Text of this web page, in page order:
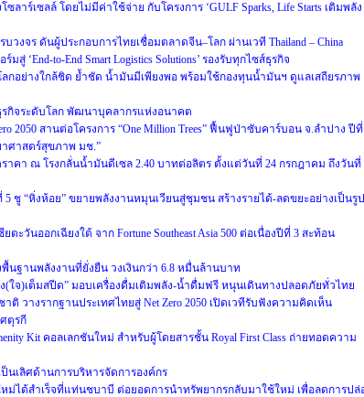
ร์เซลล์ โดยไม่มีค่าใช้จ่าย กับโครงการ ‘GULF Sparks, Life Starts เติมพลัง
วงจร ดันผู้ประกอบการไทยเชื่อมตลาดจีน–โลก ผ่านเวที Thailand – China
สู่ ‘End-to-End Smart Logistics Solutions’ รองรับทุกไซส์ธุรกิจ
อย่างใกล้ชิด ย้ำชัด น้ำมันมีเพียงพอ พร้อมใช้กองทุนน้ำมันฯ ดูแลเสถียรภาพ
กิจระดับโลก พัฒนาบุคลากรแห่งอนาคต
2050 สานต่อโครงการ “One Million Trees” ฟื้นฟูป่าซับคาร์บอน จ.ลำปาง ปีที่
ศาสตร์สุขภาพ มช.”
าคา ณ โรงกลั่นน้ำมันดีเซล 2.40 บาทต่อลิตร ตั้งแต่วันที่ 24 กรกฎาคม ถึงวันที่
5 ชู “หิ่งห้อย” ขยายพลังงานหมุนเวียนสู่ชุมชน สร้างรายได้-ลดขยะอย่างเป็นรูป
วันออกเฉียงใต้ จาก Fortune Southeast Asia 500 ต่อเนื่องปีที่ 3 สะท้อน
ฐานพลังงานที่ยั่งยืน วงเงินกว่า 6.8 หมื่นล้านบาท
(ใจ)เต็มสปีด” มอบเครื่องดื่มเติมพลัง-น้ำดื่มฟรี หนุนเดินทางปลอดภัยทั่วไทย
วางรากฐานประเทศไทยสู่ Net Zero 2050 เปิดเวทีรับฟังความคิดเห็น
ตุรกี
Kit คอลเลกชันใหม่ สำหรับผู้โดยสารชั้น Royal First Class ถ่ายทอดความ
นเลิศด้านการบริหารจัดการองค์กร
ม่ได้สำเร็จที่แท่นชบาบี ต่อยอดการนำทรัพยากรกลับมาใช้ใหม่ เพื่อลดการปล่